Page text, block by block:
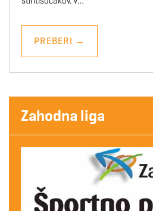
PREBERI →
Zahodna liga